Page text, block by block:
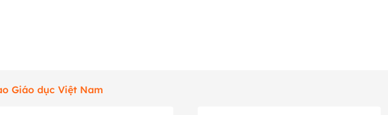
Giáo dục Việt Nam